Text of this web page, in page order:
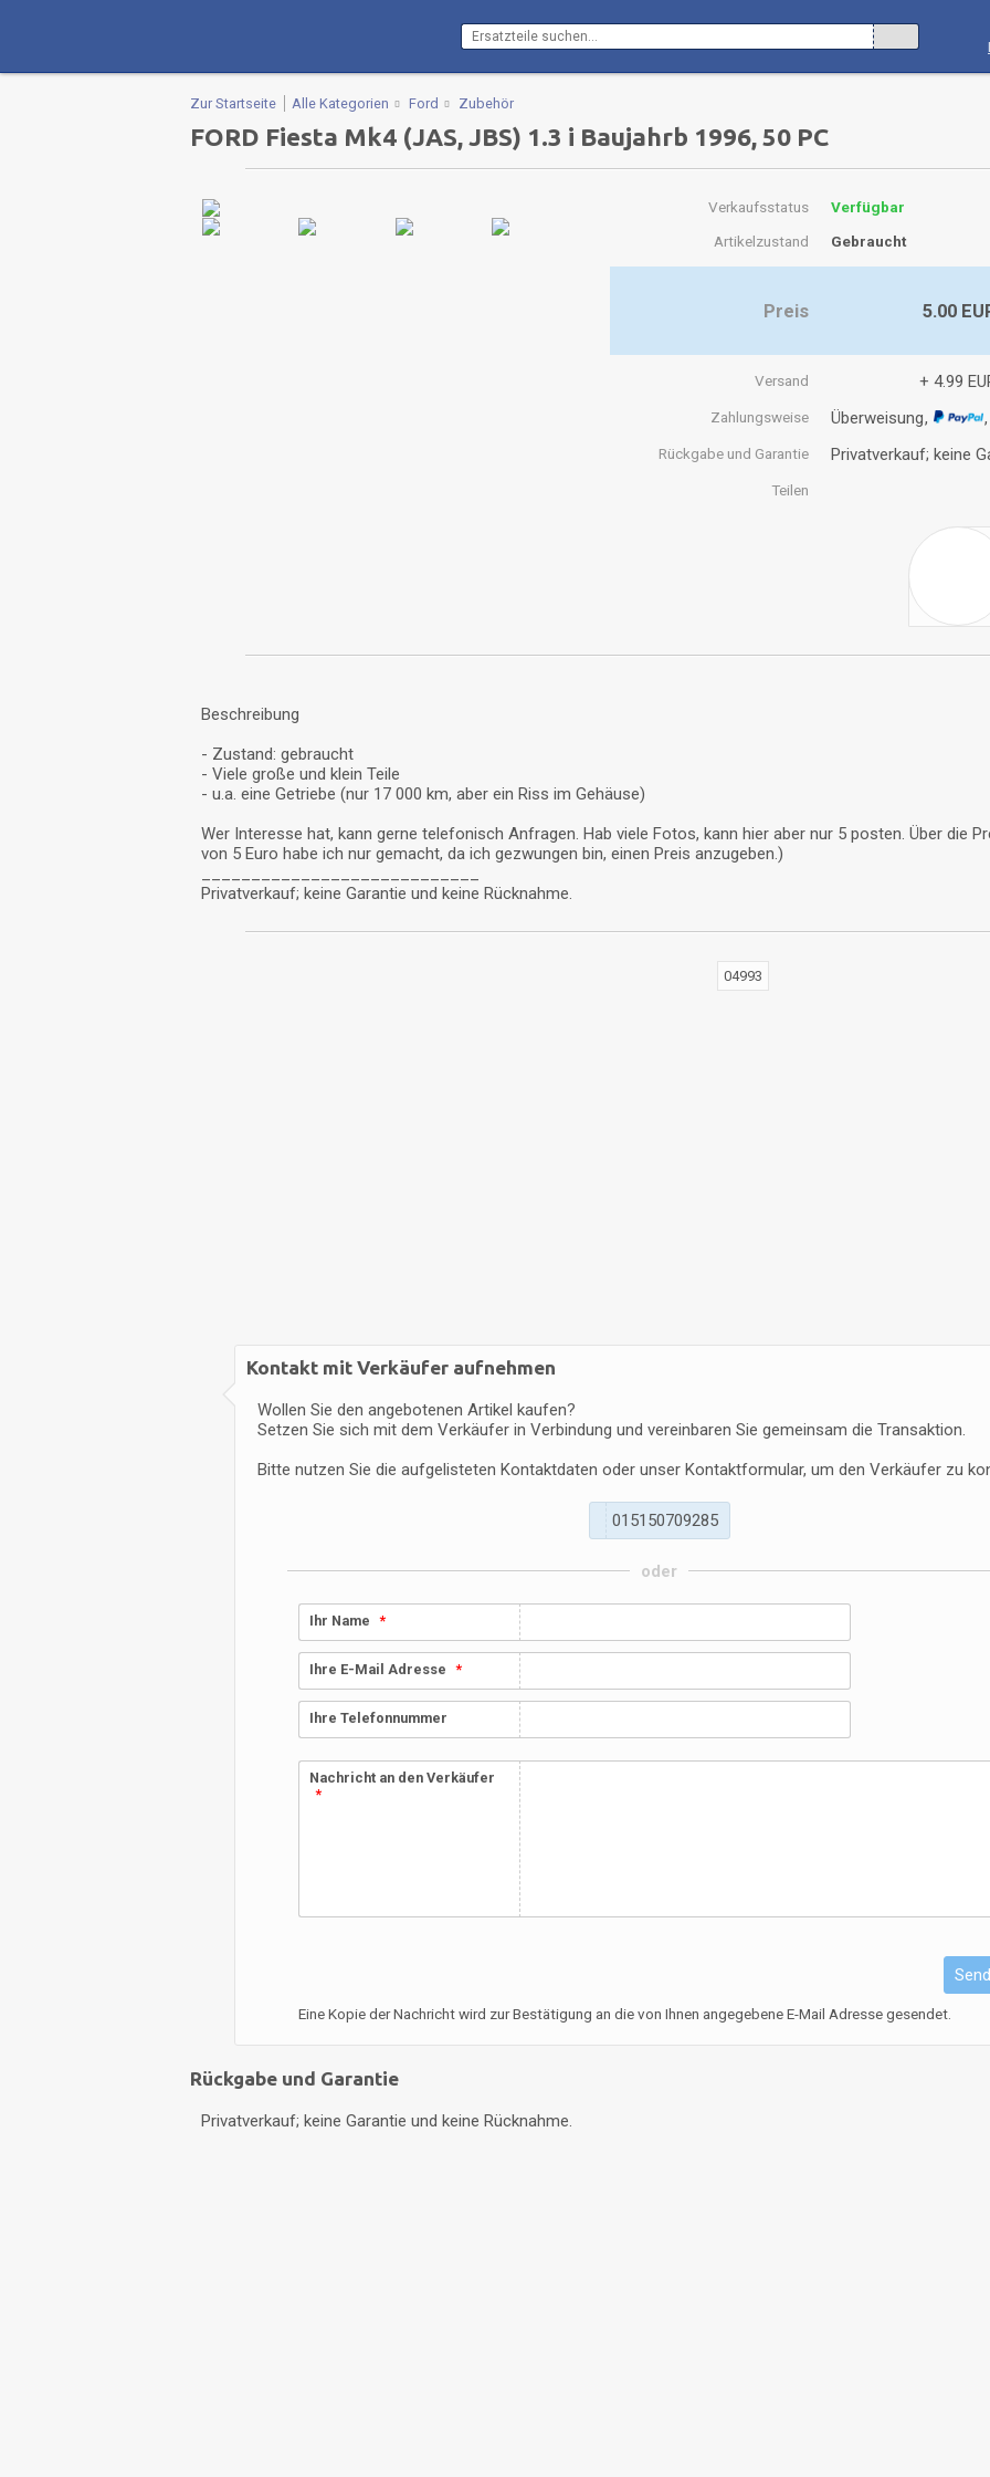
Zur Startseite Alle Kategorien Ford Zubehör
FORD Fiesta Mk4 (JAS, JBS) 1.3 i Baujahrb 1996, 50 PC
Verkaufsstatus
Verfügbar
Artikelzustand
Gebraucht
Preis 5.00
Versand + 4.99
Zahlungsweise Überweisung
Rückgabe und Garantie Privatverkauf; keine
Teilen
Beschreibung
- Zustand: gebraucht
- Viele große und klein Teile
- u.a. eine Getriebe (nur 17 000 km, aber ein Riss im Gehäuse)
Wer Interesse hat, kann gerne telefonisch Anfragen. Hab viele Fotos, kann hier aber nur 5 posten. Über die
von 5 Euro habe ich nur gemacht, da ich gezwungen bin, einen Preis anzugeben.)
Privatverkauf; keine Garantie und keine Rücknahme.
04993
Kontakt mit Verkäufer aufnehmen
Wollen Sie den angebotenen Artikel kaufen?
Setzen Sie sich mit dem Verkäufer in Verbindung und vereinbaren Sie gemeinsam die Transaktion.
Bitte nutzen Sie die aufgelisteten Kontaktdaten oder unser Kontaktformular, um den Verkäufer zu
5
8
2
9
0
7
0
5
1
5
1
0
oder
Ihr Name
Ihre E-Mail Adresse
Ihre Telefonnummer
Nachricht an den Verkäufer
Eine Kopie der Nachricht wird zur Bestätigung an die von Ihnen angegebene E-Mail Adresse gesendet.
Rückgabe und Garantie
Privatverkauf; keine Garantie und keine Rücknahme.